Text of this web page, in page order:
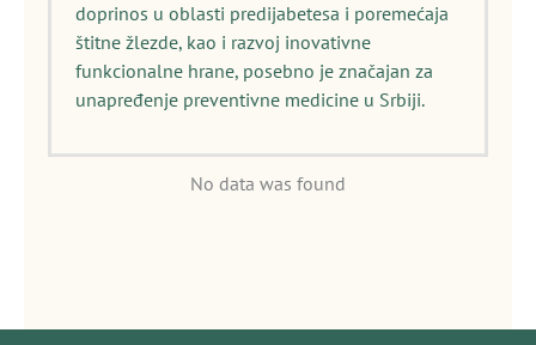
doprinos u oblasti predijabetesa i poremećaja
štitne žlezde, kao i razvoj inovativne
funkcionalne hrane, posebno je značajan za
unapređenje preventivne medicine u Srbiji.
No data was found